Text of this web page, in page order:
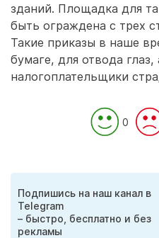
зданий. Площадка для
быть ограждена с трех
Такие приказы в наше
бумаге, для отвода глаз,
налогоплательщики
0
Подпишись на наш канал в
Telegram
– быстро, бесплатно и без
рекламы